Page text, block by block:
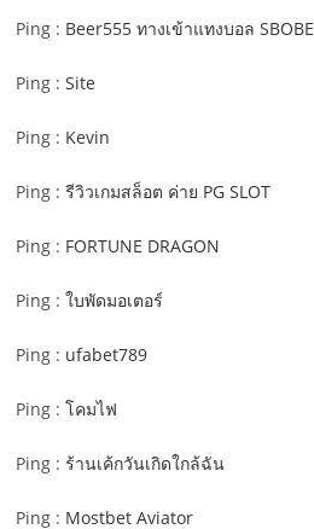
Ping : Beer555 ทางเข้าแทงบอล
Ping : Site
Ping : Kevin
Ping : รีวิวเกมสล็อต ค่าย PG SLOT
Ping : FORTUNE DRAGON
Ping : ใบพัดมอเตอร์
Ping : ufabet789
Ping : โคมไฟ
Ping : ร้านเค้กวันเกิดใกล้ฉัน
Ping : Mostbet Aviator